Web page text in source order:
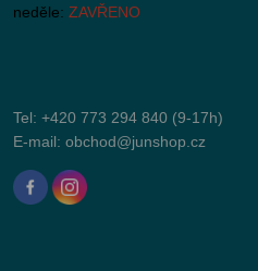
neděle: ZAVŘENO
Tel: +420 773 294 840 (9-17h)
E-mail: obchod@junshop.cz